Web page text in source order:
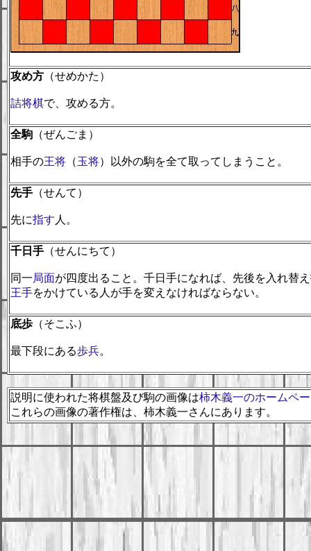
攻め方 （せめかた）
詰将棋で、攻める方。
全駒 （ぜんごま）
相手の王将 （玉将）以外の駒を全て取ってしまうこと。
先手 （せんて）
先に指す 人。
千日手 （せんにちて）
同一局面が四度出ること。千日手になれば、先後を入れ替
王手をかけている人が手を変えなければならない。
底歩 （そこふ）
最下段にある歩兵。
説明に使われた将棋盤及び駒の画像は柿木義一のホームペ
これらの画像の著作権は、柿木義一さんにあります。